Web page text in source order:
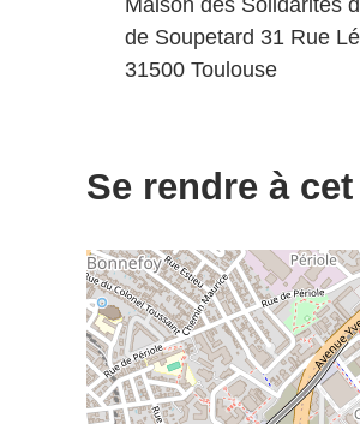
Maison des Solidarités
de Soupetard 31 Rue
31500 Toulouse
Se rendre à cet